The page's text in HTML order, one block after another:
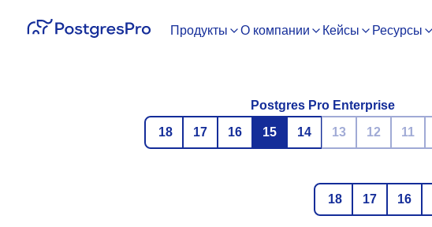
Продукты О компании Кейсы Ресурсы
Postgres Pro Enterprise
18
17 16 15 14 13 12 11
18
17 16